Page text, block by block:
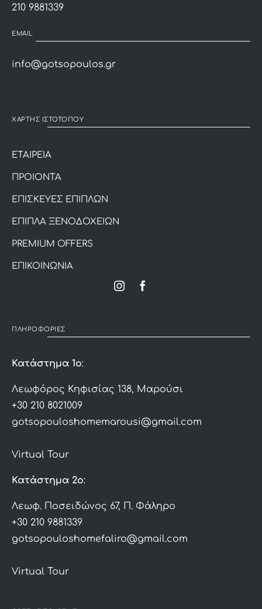
210 9881339
EMAIL
info@gotsopoulos.gr
ΧΑΡΤΗΣ ΙΣΤΟΤΟΠΟΥ
ΕΤΑΙΡΕΙΑ
ΠΡΟΙΟΝΤΑ
ΕΠΙΣΚΕΥΕΣ ΕΠΙΠΛΩΝ
ΕΠΙΠΛΑ ΞΕΝΟΔΟΧΕΙΩΝ
PREMIUM OFFERS
ΕΠΙΚΟΙΝΩΝΙΑ
ΠΛΗΡΟΦΟΡΙΕΣ
Κατάστημα 1ο:
Λεωφόρος Κηφισίας 138, Μαρούσι
+30 210 8021009
gotsopouloshomemarousi@gmail.com
Virtual Tour
Κατάστημα 2ο:
Λεωφ. Ποσειδώνος 67, Π. Φάληρο
+30 210 9881339
gotsopouloshomefaliro@gmail.com
Virtual Tour